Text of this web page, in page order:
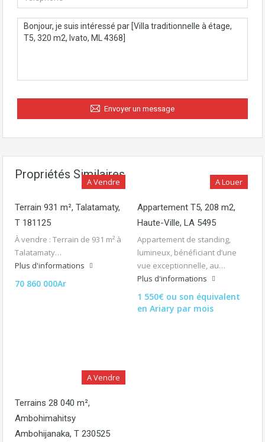
Envoyer un message
Propriétés Similaires
A Vendre
Terrain 931 m², Talatamaty,
T 181125
À vendre : Terrain de 931 m² à
Talatamaty…
Plus d'informations
70 860 000Ar
A Louer
Appartement T5, 208 m2,
Haute-Ville, LA 5495
Appartement de standing,
lumineux, bénéficiant d’une
vue exceptionnelle, au…
Plus d'informations
1 550€ ou son équivalent
en Ariary par mois
A Vendre
Terrains 28 040 m²,
Ambohimahitsy
Ambohijanaka, T 230525